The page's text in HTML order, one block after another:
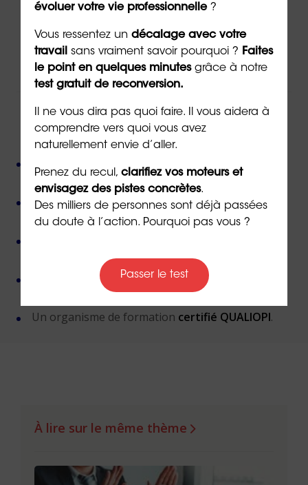
Par téléphone au02 43 72 25 88
Ou par email à l’adresse
info@orientaction.com
ORIENTACTION c'est :
présent(e)s partout en France,
Près de 50 000 personnes accompagnéesdepuis
sa création,
non-jugement,
Une méthode créée par un docteur en
Un organisme de formation certifié QUALIOPI.
À lire sur le même thème
évoluer votre vie professionnelle?
Vous ressentez un décalage avec votre
travail sans vraiment savoir pourquoi ? Faites
le point en quelques minutesgrâce à notre
test gratuit de reconversion.
Il ne vous dira pas quoi faire. Il vous aidera à
comprendre vers quoi vous avez
naturellement envie d’aller.
Prenez du recul, clarifiez vos moteurs et
envisagez des pistes concrètes.
Des milliers de personnes sont déjà passées
du doute à l’action. Pourquoi pas vous ?
Passer le test